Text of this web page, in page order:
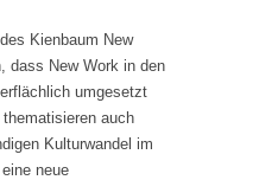
Kienbaum New
dass New Work in den
umgesetzt
auch
Kulturwandel im
neue